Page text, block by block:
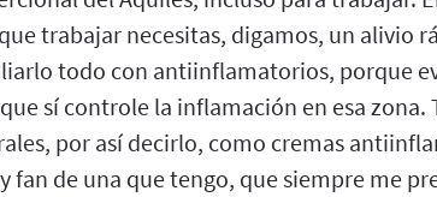
trabajar necesitas, digamos, un alivio
todo con antiinflamatorios, porque
sí controle la inflamación en esa zona.
por así decirlo, como cremas
fan de una que tengo, que siempre me